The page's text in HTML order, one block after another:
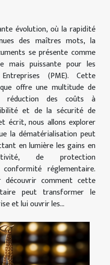
évolution, où la rapidité
des maîtres mots, la
se présente comme
mais puissante pour les
(PME). Cette
offre une multitude de
réduction des coûts à
et de la sécurité de
écrit, nous allons explorer
la dématérialisation peut
en lumière les gains en
de protection
réglementaire.
découvrir comment cette
peut transformer le
et lui ouvrir les...